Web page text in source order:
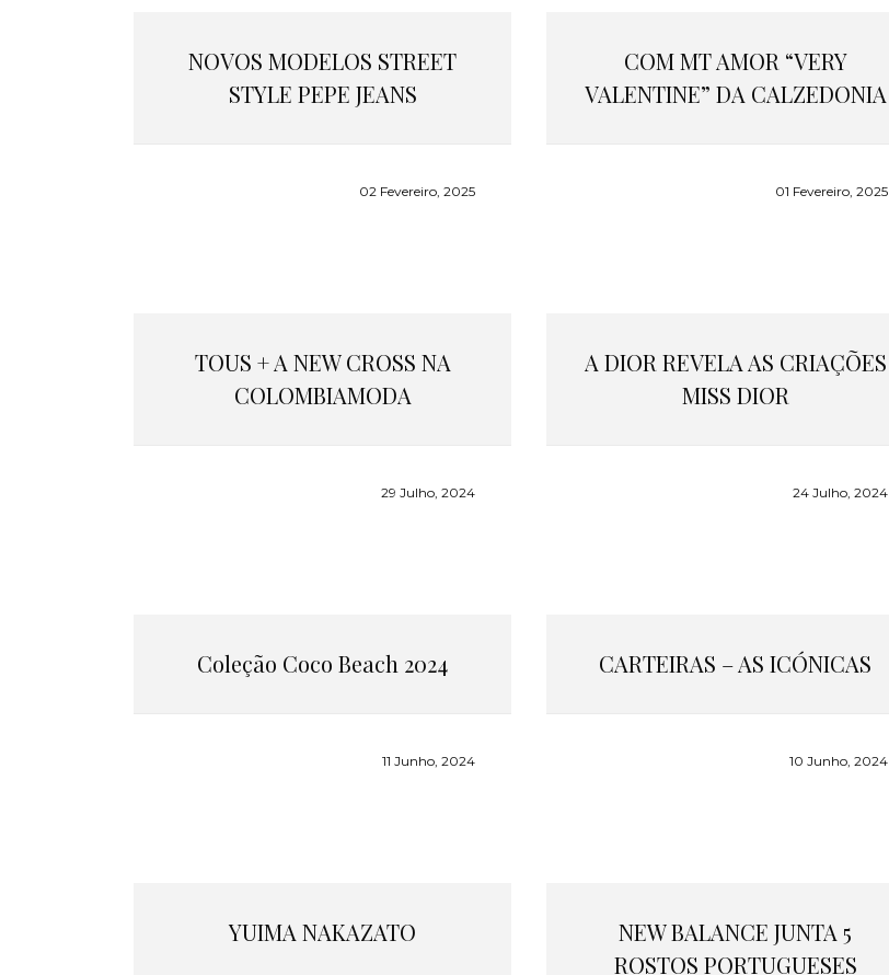
NOVOS MODELOS STREET
STYLE PEPE JEANS
02 Fevereiro, 2025
COM MT AMOR “VERY
VALENTINE” DA CALZEDONIA
01 Fevereiro, 2025
TOUS + A NEW CROSS NA
COLOMBIAMODA
29 Julho, 2024
A DIOR REVELA AS CRIAÇÕES
MISS DIOR
24 Julho, 2024
Coleção Coco Beach 2024
11 Junho, 2024
CARTEIRAS – AS ICÓNICAS
10 Junho, 2024
YUIMA NAKAZATO
NEW BALANCE JUNTA 5
ROSTOS PORTUGUESES